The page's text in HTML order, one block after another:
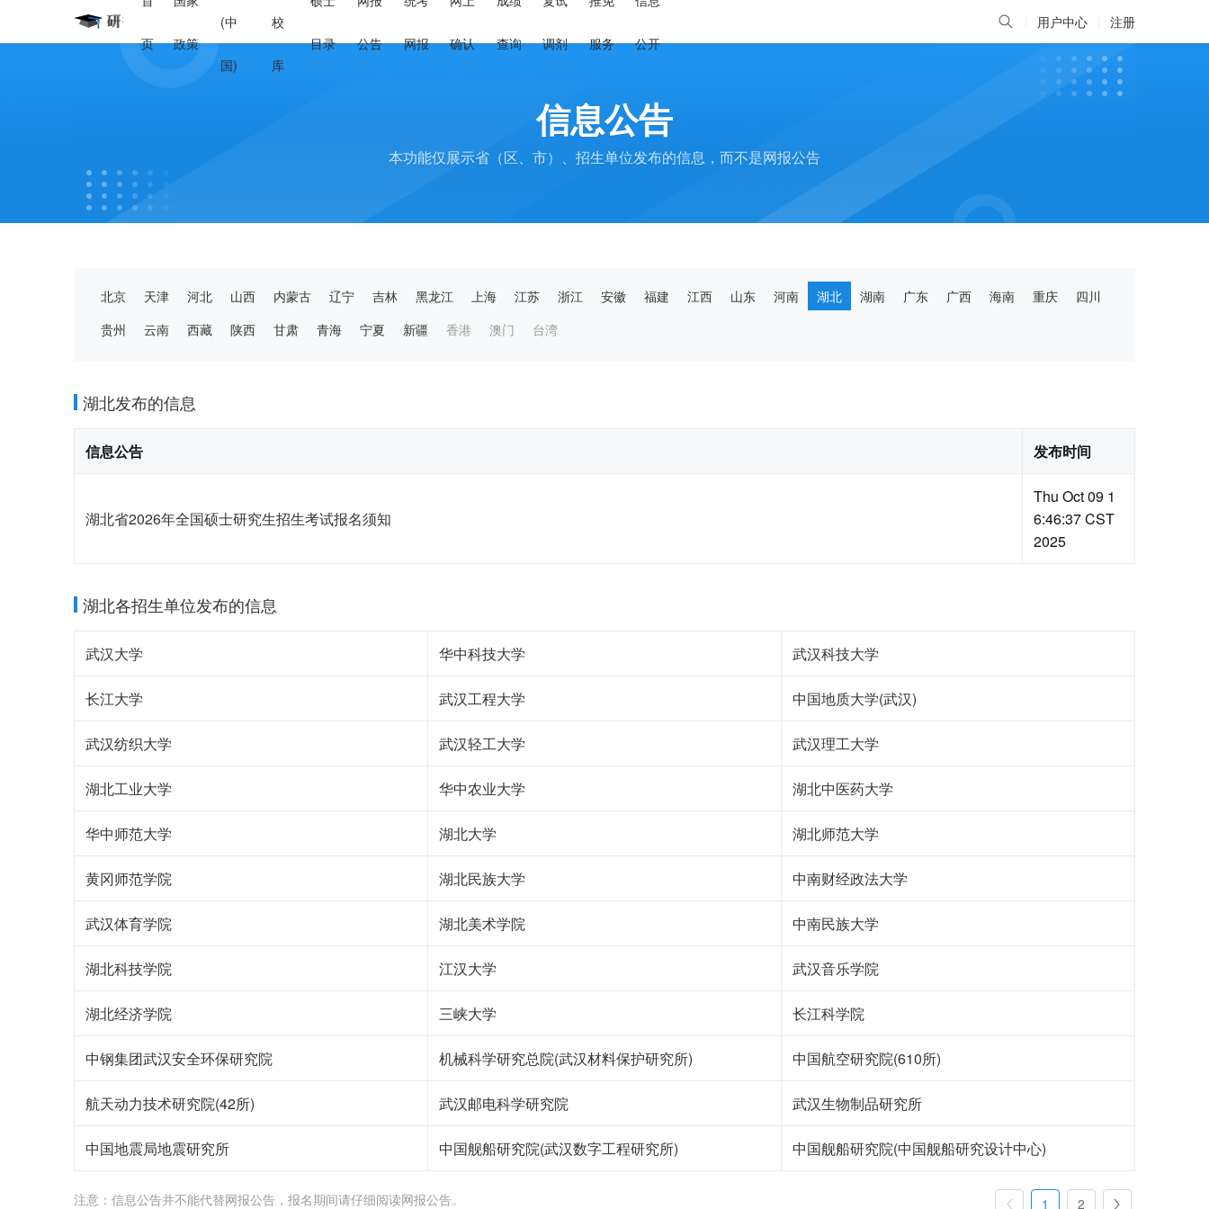
页 政策
(中
国)
校
库
目录 公告 网报 确认 查询 调剂 服务 公开
用户中心 注册
信息公告
本功能仅展示省（区、市）、招生单位发布的信息，而不是网报公告
北京 天津 河北 山西 内蒙古 辽宁 吉林 黑龙江 上海 江苏 浙江 安徽 福建 江西 山东 河南 湖北 湖南 广东 广西 海南 重庆
四川
贵州
云南 西藏 陕西 甘肃 青海 宁夏 新疆 香港 澳门 台湾
湖北发布的信息
信息公告 发布时间
湖北省2026年全国硕士研究生招生考试报名须知
Thu Oct 09 1
6:46:37 CST
2025
湖北各招生单位发布的信息
武汉大学 华中科技大学 武汉科技大学
长江大学 武汉工程大学 中国地质大学(武汉)
武汉纺织大学 武汉轻工大学 武汉理工大学
湖北工业大学 华中农业大学 湖北中医药大学
华中师范大学 湖北大学 湖北师范大学
黄冈师范学院 湖北民族大学 中南财经政法大学
武汉体育学院 湖北美术学院 中南民族大学
湖北科技学院 江汉大学 武汉音乐学院
湖北经济学院 三峡大学 长江科学院
中钢集团武汉安全环保研究院 机械科学研究总院(武汉材料保护研究所) 中国航空研究院(610所)
航天动力技术研究院(42所) 武汉邮电科学研究院 武汉生物制品研究所
中国地震局地震研究所 中国舰船研究院(武汉数字工程研究所) 中国舰船研究院(中国舰船研究设计中心)
注意：信息公告并不能代替网报公告，报名期间请仔细阅读网报公告。  1 2 